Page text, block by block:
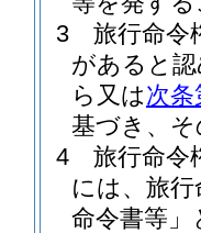
3
旅行命令
があると
ら又は次条
基づき、
4
旅行命令
には、旅
命令書等」